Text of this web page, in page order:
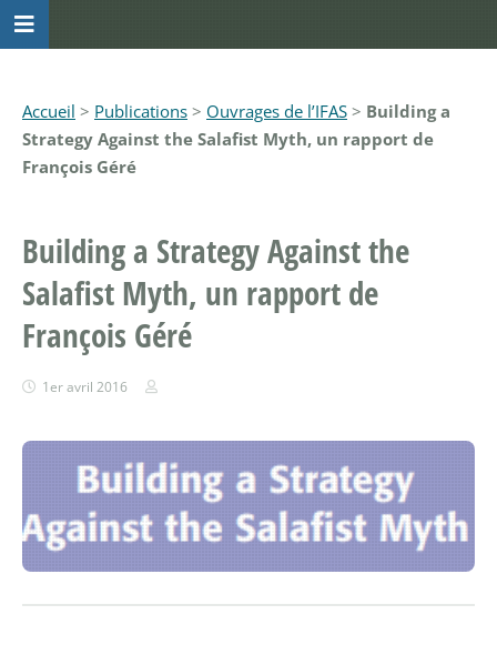
Accueil > Publications > Ouvrages de l’IFAS > Building a
Strategy Against the Salafist Myth, un rapport de
François Géré
Building a Strategy Against the
Salafist Myth, un rapport de
François Géré
1er avril 2016